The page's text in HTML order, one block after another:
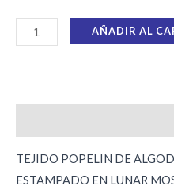
AÑADIR AL
TEJIDO POPELIN DE
ESTAMPADO EN LUNAR